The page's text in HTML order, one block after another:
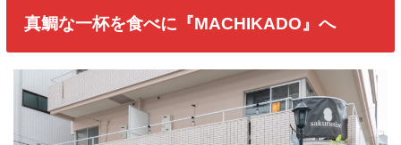
真鯛な一杯を食べに『MACHIKADO』へ